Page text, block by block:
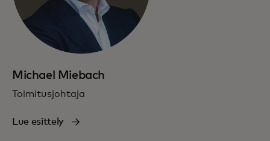
Michael Miebach
Toimitusjohtaja
Lue esittely